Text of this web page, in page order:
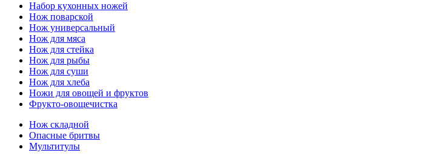
Набор кухонных ножей
Нож поварской
Нож универсальный
Нож для мяса
Нож для стейка
Нож для рыбы
Нож для суши
Нож для хлеба
Ножи для овощей и фруктов
Фрукто-овощечистка
Нож складной
Опасные бритвы
Мультитулы